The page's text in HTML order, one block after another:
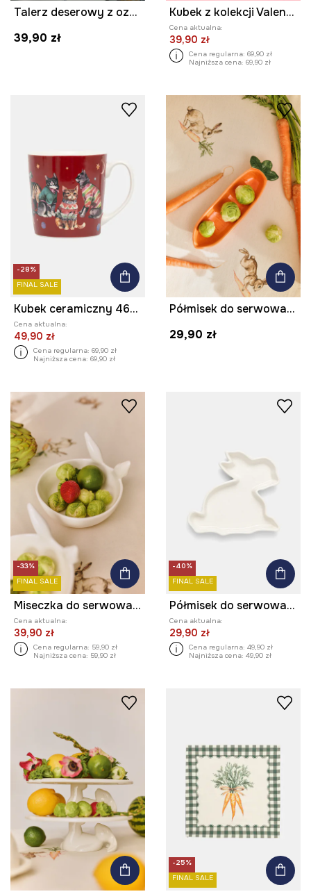
Talerz deserowy z ozdobnym wzorem
39,90 zł
Kubek z kolekcji Valentine’s Day (2-pack)
Cena aktualna:
39,90 zł
Cena regularna: 69,90 zł
Najniższa cena: 69,90 zł
-28%
FINAL SALE
Kubek ceramiczny 460 ml w koty
Cena aktualna:
49,90 zł
Cena regularna: 69,90 zł
Najniższa cena: 69,90 zł
Półmisek do serwowania z porcelany
29,90 zł
-33%
FINAL SALE
Miseczka do serwowania z porcelany
Cena aktualna:
39,90 zł
Cena regularna: 59,90 zł
Najniższa cena: 59,90 zł
-40%
FINAL SALE
Półmisek do serwowania z porcelany
Cena aktualna:
29,90 zł
Cena regularna: 49,90 zł
Najniższa cena: 49,90 zł
-25%
FINAL SALE